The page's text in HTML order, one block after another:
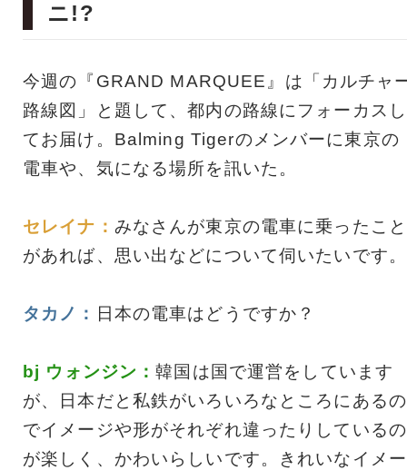
ニ!?
今週の『GRAND MARQUEE』は「カルチャ
路線図」と題して、都内の路線にフォーカスし
てお届け。Balming Tigerのメンバーに東京の
電車や、気になる場所を訊いた。
セレイナ： みなさんが東京の電車に乗ったこと
があれば、思い出などについて伺いたいです。
タカノ： 日本の電車はどうですか？
bj ウォンジン：韓国は国で運営をしています
が、日本だと私鉄がいろいろなところにあるの
でイメージや形がそれぞれ違ったりしているの
が楽しく、かわいらしいです。きれいなイメー